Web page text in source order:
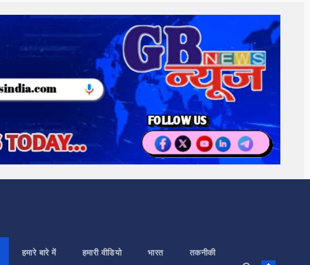
हमारे बारे में हमारी वीडियो भारत तकनीकी